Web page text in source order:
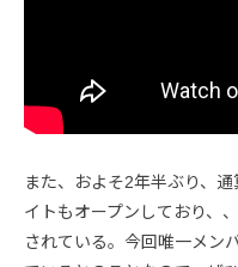
また、およそ2年半ぶり、
イトもオープンしており、
されている。今回唯一メン